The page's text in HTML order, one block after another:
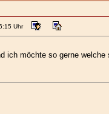
Uhr
ich möchte so gerne welche